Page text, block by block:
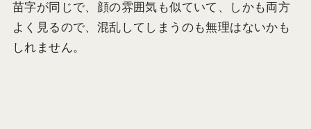
苗字が同じで、顔の雰囲気も似ていて、しかも両方
よく見るので、混乱してしまうのも無理はないかも
しれません。